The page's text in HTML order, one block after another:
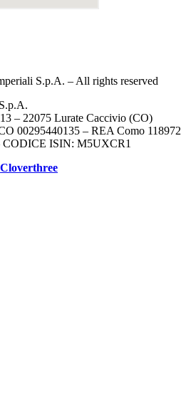
S.p.A. – All rights reserved
– 22075 Lurate Caccivio (CO)
00295440135 – REA Como 118972
CODICE ISIN: M5UXCR1
Cloverthree